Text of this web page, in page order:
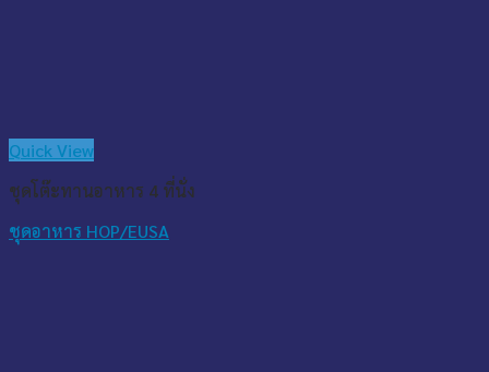
Quick View
ชุดโต๊ะทานอาหาร 4 ที่นั่ง
ชุดอาหาร HOP/EUSA